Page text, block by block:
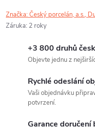
Značka:Český porcelán, a.s.,
Záruka: 2 roky
+3 800 druhů
Objevte jednu z
Rychlé odeslání
Vaši objednávku
potvrzení.
Garance doručení